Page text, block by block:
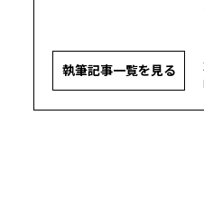
執筆記事一覧を見る